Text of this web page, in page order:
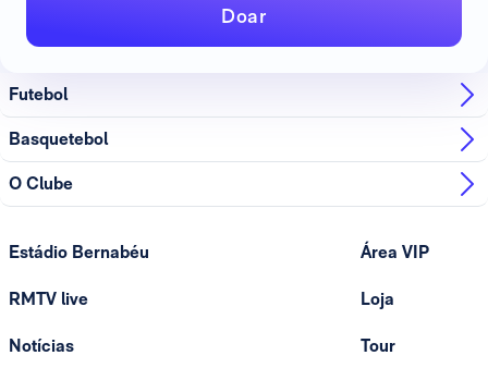
Doar
Futebol
Basquetebol
O Clube
Estádio Bernabéu
RMTV live
Notícias
Área VIP
Loja
Tour